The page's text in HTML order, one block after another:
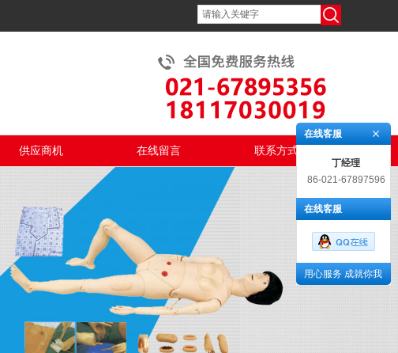
供应商机 在线留言 联系方式
在线客服
丁经理
86-021-67897596
在线客服
用心服务 成就你我